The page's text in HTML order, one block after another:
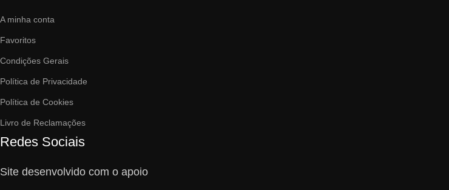
A minha conta
Favoritos
Condições Gerais
Política de Privacidade
Política de Cookies
Livro de Reclamações
Redes Sociais
Site desenvolvido com o apoio